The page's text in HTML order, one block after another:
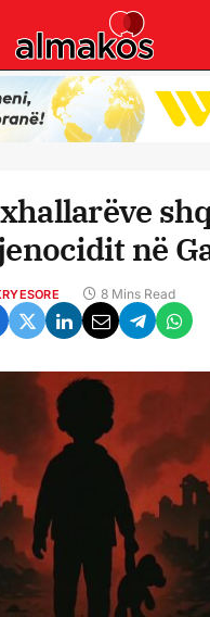
në
8 Mins Read